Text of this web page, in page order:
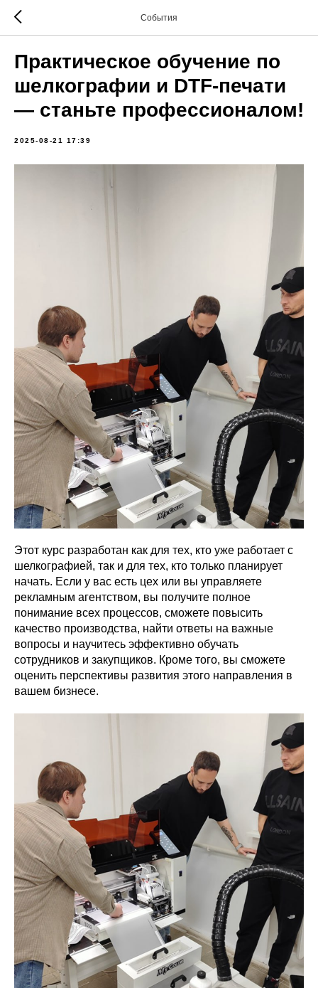
События
Практическое обучение по
шелкографии и DTF-печати
— станьте профессионалом!
2025-08-21 17:39
Этот курс разработан как для тех, кто уже работает с
шелкографией, так и для тех, кто только планирует
начать. Если у вас есть цех или вы управляете
рекламным агентством, вы получите полное
понимание всех процессов, сможете повысить
качество производства, найти ответы на важные
вопросы и научитесь эффективно обучать
сотрудников и закупщиков. Кроме того, вы сможете
оценить перспективы развития этого направления в
вашем бизнесе.